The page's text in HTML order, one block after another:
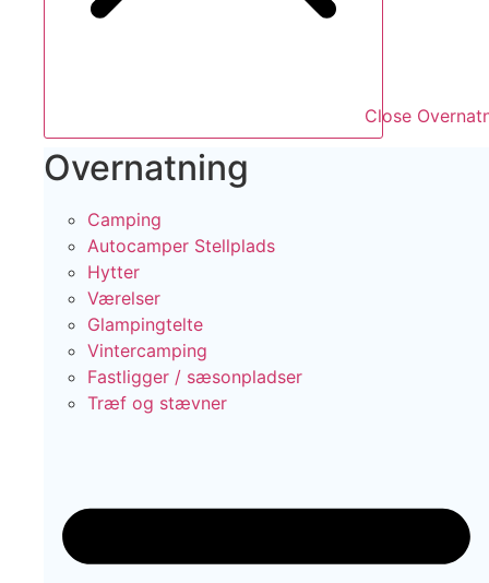
Close
Overnatning
Camping
Autocamper Stellplads
Hytter
Værelser
Glampingtelte
Vintercamping
Fastligger / sæsonpladser
Træf og stævner